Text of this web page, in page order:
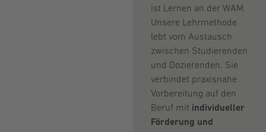
ist Lernen an der WAM.
Unsere Lehrmethode
lebt vom Austausch
zwischen Studierenden
und Dozierenden. Sie
verbindet praxisnahe
Vorbereitung auf den
Beruf mit individueller
Förderung und